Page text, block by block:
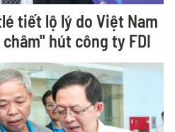
tiết lộ lý do Việt Nam
hút công ty FDI